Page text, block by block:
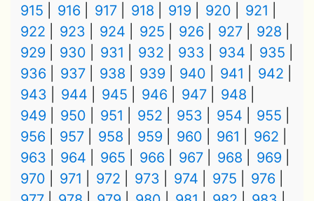
915
916 917 918 919 920
921
922
923 924 925 926 927
928
929
930 931 932 933 934
935
936
937 938 939 940 941
942
943
944 945 946 947
948
949
950 951 952 953 954
955
956
957 958 959 960 961
962
963
964 965 966 967 968
969
970
971 972 973 974 975
976